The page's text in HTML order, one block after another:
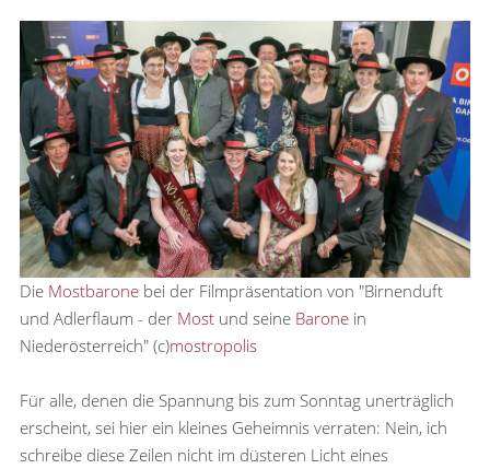
Die Mostbarone bei der Filmpräsentation von "Birnenduft
und Adlerflaum - der Most und seine Barone in
Niederösterreich" (c)mostropolis
Für alle, denen die Spannung bis zum Sonntag unerträglich
erscheint, sei hier ein kleines Geheimnis verraten: Nein, ich
schreibe diese Zeilen nicht im düsteren Licht eines